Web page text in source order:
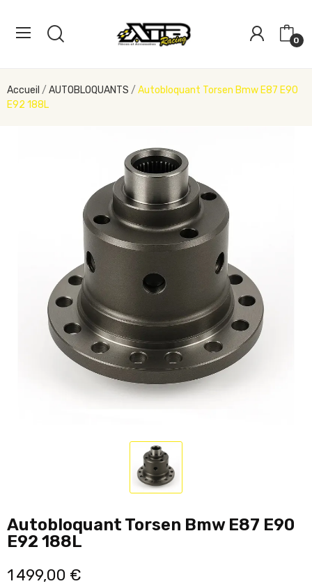
0
Accueil AUTOBLOQUANTS
Autobloquant Torsen Bmw E87 E90
E92 188L
Autobloquant Torsen Bmw E87 E90
E92 188L
1 499,00 €